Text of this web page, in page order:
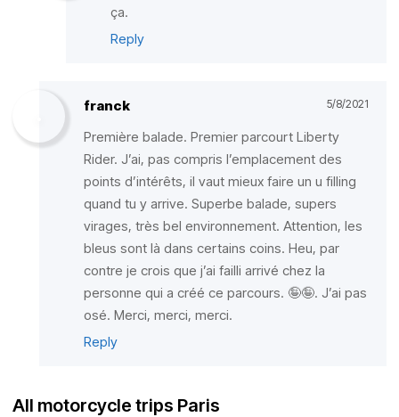
ça.
Reply
franck 5/8/2021
Première balade. Premier parcourt Liberty
Rider. J’ai, pas compris l’emplacement des
points d’intérêts, il vaut mieux faire un u filling
quand tu y arrive. Superbe balade, supers
virages, très bel environnement. Attention, les
bleus sont là dans certains coins. Heu, par
contre je crois que j’ai failli arrivé chez la
personne qui a créé ce parcours. 🤪🤪. J’ai pas
osé. Merci, merci, merci.
Reply
All motorcycle trips Paris